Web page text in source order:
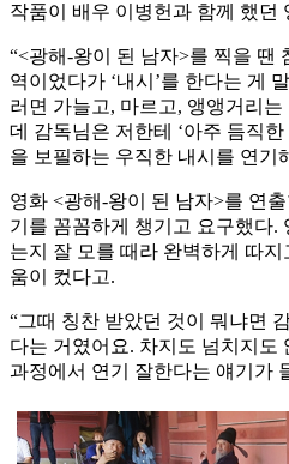
작품이 배우 이병헌과 함께 했던
“<광해-왕이 된 남자>를 찍을 땐
역이었다가 ‘내시’를 한다는 게
러면 가늘고, 마르고, 앵앵거리
데 감독님은 저한테 ‘아주 듬직
을 보필하는 우직한 내시를 연기
영화 <광해-왕이 된 남자>를 연
기를 꼼꼼하게 챙기고 요구했다.
는지 잘 모를 때라 완벽하게 따
움이 컸다고.
“그때 칭찬 받았던 것이 뭐냐면
다는 거였어요. 차지도 넘치지도
과정에서 연기 잘한다는 얘기가